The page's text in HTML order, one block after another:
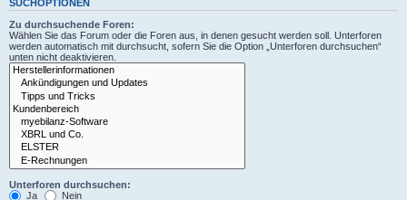
SUCHOPTIONEN
Zu durchsuchende Foren:
Wählen Sie das Forum oder die Foren aus, in denen gesucht werden soll. Unterforen
werden automatisch mit durchsucht, sofern Sie die Option „Unterforen durchsuchen“
unten nicht deaktivieren.
Unterforen durchsuchen:
Ja
Nein